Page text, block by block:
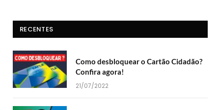
RECENTES
Como desbloquear o Cartão Cidadão?
Confira agora!
21/07/2022